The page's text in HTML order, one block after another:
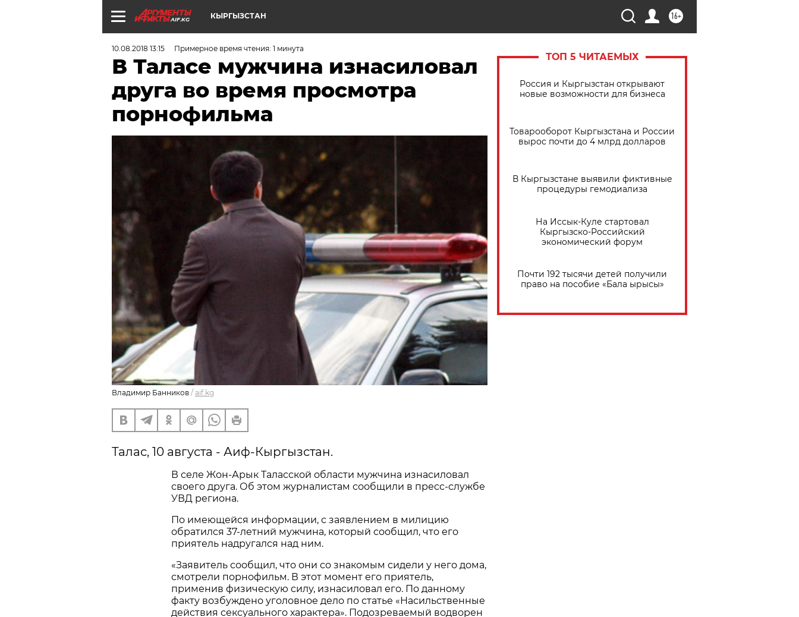
AIF.KG 16+
КЫРГЫЗСТАН
10.08.2018 13:15 Примерное время чтения: 1 минута
В Таласе мужчина изнасиловал
друга во время просмотра
порнофильма
Владимир Банников / aif.kg
Талас, 10 августа - Аиф-Кыргызстан.
В селе Жон-Арык Таласской области мужчина изнасиловал
своего друга. Об этом журналистам сообщили в пресс-службе
УВД региона.
По имеющейся информации, с заявлением в милицию
обратился 37-летний мужчина, который сообщил, что его
приятель надругался над ним.
«Заявитель сообщил, что они со знакомым сидели у него дома,
смотрели порнофильм. В этот момент его приятель,
применив физическую силу, изнасиловал его. По данному
факту возбуждено уголовное дело по статье «Насильственные
действия сексуального характера». Подозреваемый водворен
ТОП 5 ЧИТАЕМЫХ
Россия и Кыргызстан открывают
новые возможности для бизнеса
Товарооборот Кыргызстана и России
вырос почти до 4 млрд долларов
В Кыргызстане выявили фиктивные
процедуры гемодиализа
На Иссык-Куле стартовал
Кыргызско-Российский
экономический форум
Почти 192 тысячи детей получили
право на пособие «Бала ырысы»